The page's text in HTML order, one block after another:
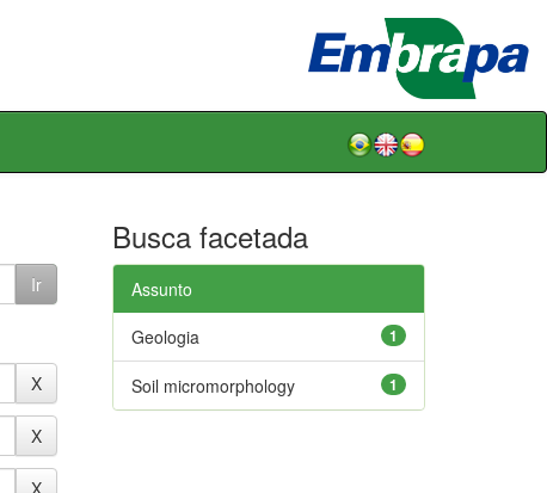
Busca facetada
Assunto
1
Geologia
1
Soil micromorphology